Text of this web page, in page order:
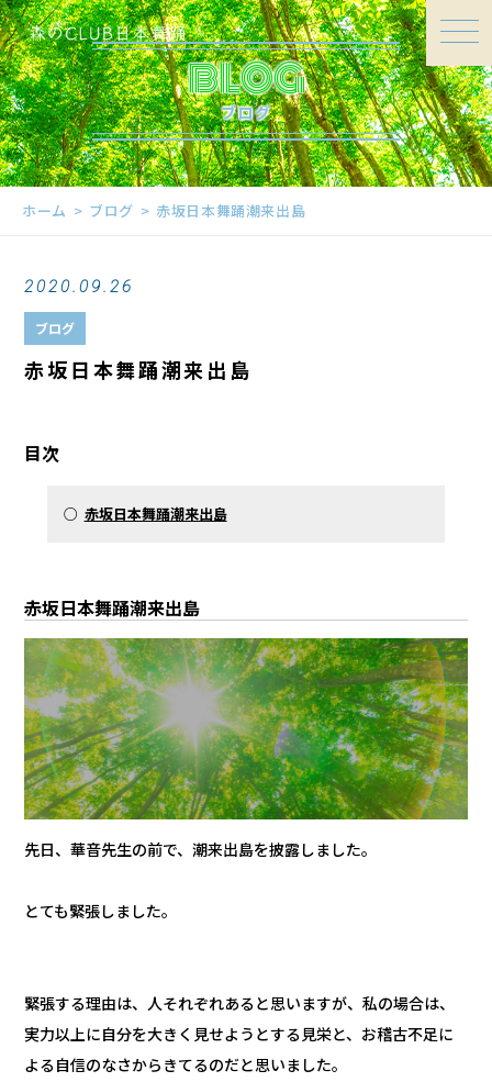
BLOG
ブログ
ホーム ブログ 赤坂日本舞踊潮来出島
2020.09.26
ブログ
赤坂日本舞踊潮来出島
目次
○ 赤坂日本舞踊潮来出島
赤坂日本舞踊潮来出島
先日、華音先生の前で、潮来出島を披露しました。
とても緊張しました。
緊張する理由は、人それぞれあると思いますが、私の場合は、
実力以上に自分を大きく見せようとする見栄と、お稽古不足に
よる自信のなさからきてるのだと思いました。